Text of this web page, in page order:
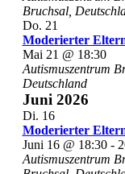
Bruchsal,
Do. 21
Moderierter
Mai 21 @ 18:30
Autismuszentrum
Deutschland
Juni 2026
Di. 16
Moderierter
Juni 16 @ 18:30-
Autismuszentrum